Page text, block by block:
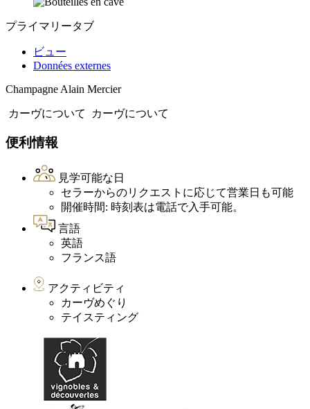
プライマリータブ
ビュー
Données externes
Champagne Alain Mercier
カーヴについて カーヴについて
便利情報
見学可能な日
セラーからのリクエストに応じて営業日も可能
開催時間: 時刻表は電話で入手可能。
言語
英語
フランス語
アクティビティ
カーヴめぐり
テイスティング